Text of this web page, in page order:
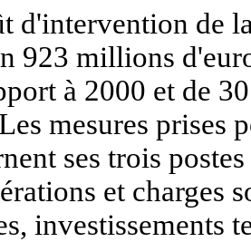
d'intervention de
923 millions
à 2000 et de
mesures prises
ses trois
et charges
investissements